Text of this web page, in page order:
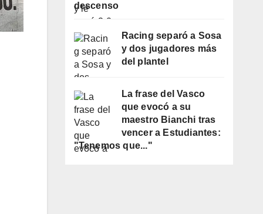
descenso
Racing separó a Sosa
y dos jugadores más
del plantel
La frase del Vasco
que evocó a su
maestro Bianchi tras
vencer a Estudiantes:
"Tenemos que..."